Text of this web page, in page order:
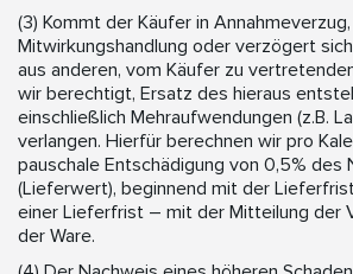
(3) Kommt der Käufer in
Mitwirkungshandlung oder verzögert
aus anderen, vom Käufer zu
wir berechtigt, Ersatz des hieraus
einschließlich Mehraufwendungen (z.B.
verlangen. Hierfür berechnen wir pro
pauschale Entschädigung von 0,5% des
(Lieferwert), beginnend mit der
einer Lieferfrist – mit der Mitteilung der
der Ware.